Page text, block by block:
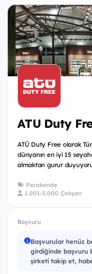
university or
Advanced written
German is also
Internship
projects is a plus,
Passion and
and new ideas,
Strong Computer
and PowerPoint,
Proactive,
team player.
If you think you
waiting for your
Privileges
What awaits you in
ATU Duty
ATÜ Duty Free olarak
dünyanın en iyi 15
almaktan gurur
Perakende
1.001-5.000 Çalışan
Başvuru
Başvurular henüz
girdiğinde başvuru
şirketi takip et,